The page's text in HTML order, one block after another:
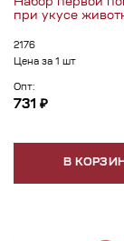
при укусе
2176
Цена за 1 шт
Опт:
731 ₽
В